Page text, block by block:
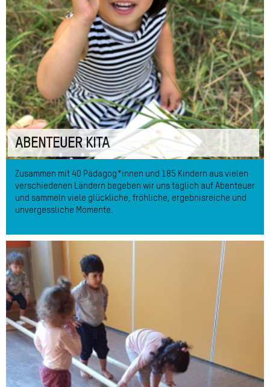
ABENTEUER KITA
Zusammen mit 40 Pädagog*innen und 185 Kindern aus vielen
verschiedenen Ländern begeben wir uns täglich auf Abenteuer
und sammeln viele glückliche, fröhliche, ergebnisreiche und
unvergessliche Momente.